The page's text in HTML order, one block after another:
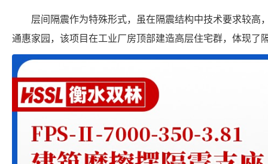
层间隔震作为特殊形式，虽在隔震结构中技术要求较高
通惠家园，该项目在工业厂房顶部建造高层住宅群，体现了